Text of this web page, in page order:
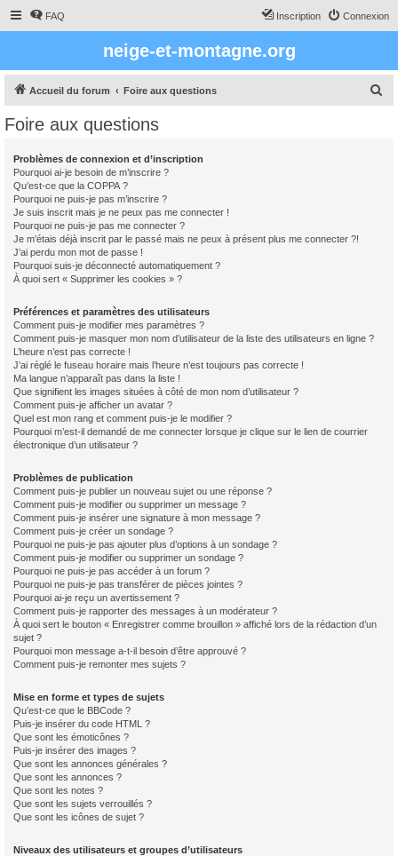
FAQ Connexion
Inscription
neige-et-montagne.org
Accueil du forum Foire aux questions
Foire aux questions
Problèmes de connexion et d’inscription
Pourquoi ai-je besoin de m’inscrire ?
Qu’est-ce que la COPPA ?
Pourquoi ne puis-je pas m’inscrire ?
Je suis inscrit mais je ne peux pas me connecter !
Pourquoi ne puis-je pas me connecter ?
Je m’étais déjà inscrit par le passé mais ne peux à présent plus me connecter ?!
J’ai perdu mon mot de passe !
Pourquoi suis-je déconnecté automatiquement ?
À quoi sert « Supprimer les cookies » ?
Préférences et paramètres des utilisateurs
Comment puis-je modifier mes paramètres ?
Comment puis-je masquer mon nom d’utilisateur de la liste des utilisateurs en ligne ?
L’heure n’est pas correcte !
J’ai réglé le fuseau horaire mais l’heure n’est toujours pas correcte !
Ma langue n’apparaît pas dans la liste !
Que signifient les images situées à côté de mon nom d’utilisateur ?
Comment puis-je afficher un avatar ?
Quel est mon rang et comment puis-je le modifier ?
Pourquoi m’est-il demandé de me connecter lorsque je clique sur le lien de courrier
électronique d’un utilisateur ?
Problèmes de publication
Comment puis-je publier un nouveau sujet ou une réponse ?
Comment puis-je modifier ou supprimer un message ?
Comment puis-je insérer une signature à mon message ?
Comment puis-je créer un sondage ?
Pourquoi ne puis-je pas ajouter plus d’options à un sondage ?
Comment puis-je modifier ou supprimer un sondage ?
Pourquoi ne puis-je pas accéder à un forum ?
Pourquoi ne puis-je pas transférer de pièces jointes ?
Pourquoi ai-je reçu un avertissement ?
Comment puis-je rapporter des messages à un modérateur ?
À quoi sert le bouton « Enregistrer comme brouillon » affiché lors de la rédaction d’un
sujet ?
Pourquoi mon message a-t-il besoin d’être approuvé ?
Comment puis-je remonter mes sujets ?
Mise en forme et types de sujets
Qu’est-ce que le BBCode ?
Puis-je insérer du code HTML ?
Que sont les émoticônes ?
Puis-je insérer des images ?
Que sont les annonces générales ?
Que sont les annonces ?
Que sont les notes ?
Que sont les sujets verrouillés ?
Que sont les icônes de sujet ?
Niveaux des utilisateurs et groupes d’utilisateurs